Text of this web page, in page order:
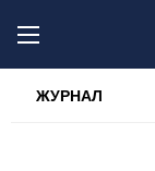
ЖУРНАЛ